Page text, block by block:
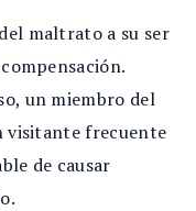
maltrato a su ser
un miembro del
visitante frecuente
de causar